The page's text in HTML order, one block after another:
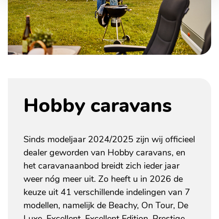
Hobby caravans
Sinds modeljaar 2024/2025 zijn wij officieel
dealer geworden van Hobby caravans, en
het caravanaanbod breidt zich ieder jaar
weer nóg meer uit. Zo heeft u in 2026 de
keuze uit 41 verschillende indelingen van 7
modellen, namelijk de Beachy, On Tour, De